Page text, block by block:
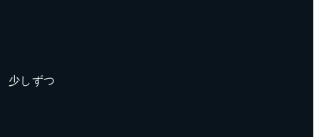
少しずつ